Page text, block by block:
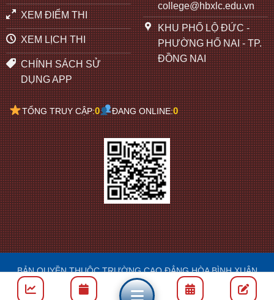
XEM ĐIỂM THI
XEM LỊCH THI
CHÍNH SÁCH SỬ
DỤNG APP
college@hbxlc.edu.vn
KHU PHỐ LỘ ĐỨC -
PHƯỜNG HỐ NAI - TP.
ĐỒNG NAI
TỔNG TRUY CẬP:0 ĐANG ONLINE:0
BẢN QUYỀN THUỘC TRƯỜNG CAO ĐẲNG HÒA BÌNH XUÂN
LỘC